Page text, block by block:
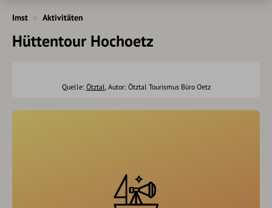
Imst Aktivitäten
Hüttentour Hochoetz
Quelle: Ötztal, Autor: Ötztal Tourismus Büro Oetz